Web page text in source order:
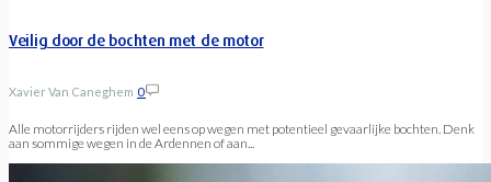
Veilig door de bochten met de motor
Xavier Van Caneghem 0
Alle motorrijders rijden wel eens op wegen met potentieel gevaarlijke bochten. Denk
aan sommige wegen in de Ardennen of aan...